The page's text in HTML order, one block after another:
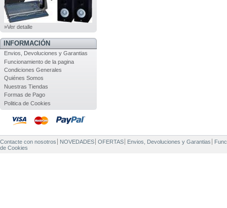
»Ver detalle
INFORMACIÓN
Envios, Devoluciones y Garantias
Funcionamiento de la pagina
Condiciones Generales
Quiénes Somos
Nuestras Tiendas
Formas de Pago
Politica de Cookies
Contacte con nosotros NOVEDADES OFERTAS Envios, Devoluciones y Garantias
de Cookies